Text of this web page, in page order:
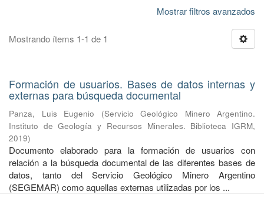
Mostrar filtros avanzados
Mostrando ítems 1-1 de 1
Formación de usuarios. Bases de datos internas y
externas para búsqueda documental
Panza, Luis Eugenio (Servicio Geológico Minero Argentino.
Instituto de Geología y Recursos Minerales. Biblioteca IGRM,
2019)
Documento elaborado para la formación de usuarios con
relación a la búsqueda documental de las diferentes bases de
datos, tanto del Servicio Geológico Minero Argentino
(SEGEMAR) como aquellas externas utilizadas por los ...